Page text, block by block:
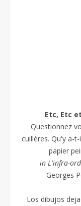
Etc, Etc
Questionnez
cuillères. Qu'y a-
papier
in L'infra-
Georges
Los dibujos